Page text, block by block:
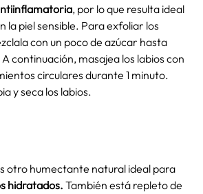
, por lo que resulta ideal
la piel sensible. Para exfoliar los
con un poco de azúcar hasta
continuación, masajea los labios con
circulares durante 1 minuto.
y seca los labios.
otro humectante natural ideal para
hidratados. También está repleto de